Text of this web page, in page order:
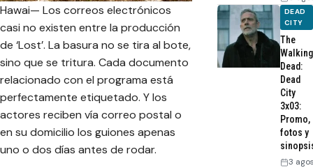
Hawai— Los correos electrónicos
casi no existen entre la producción
de ‘Lost’. La basura no se tira al bote,
sino que se tritura. Cada documento
relacionado con el programa está
perfectamente etiquetado. Y los
actores reciben vía correo postal o
en su domicilio los guiones apenas
uno o dos días antes de rodar.
DEAD
CITY
The
Walking
Dead:
Dead
City
3x03:
Promo,
fotos y
3